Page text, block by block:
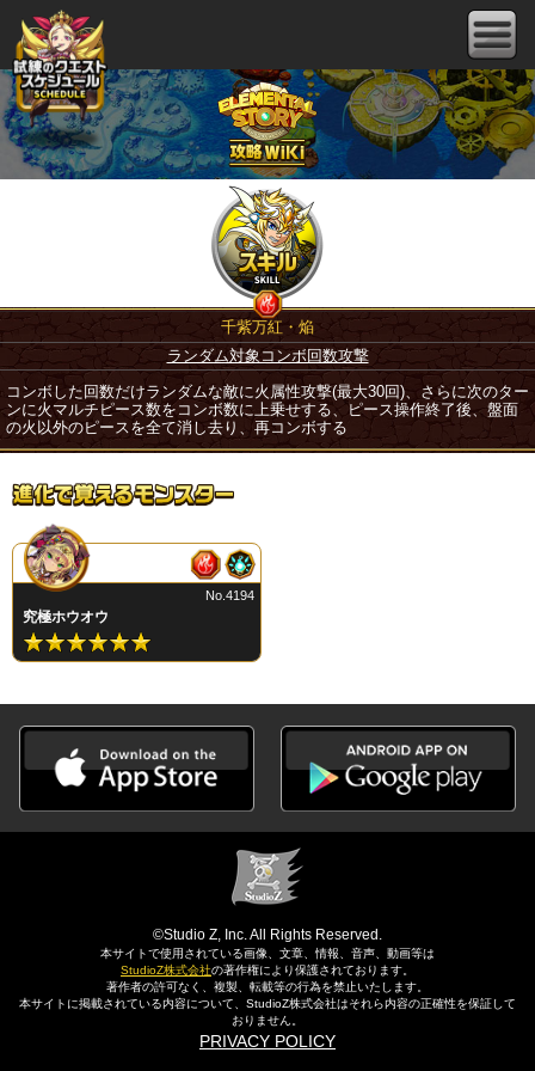
千紫万紅・焔
ランダム対象コンボ回数攻撃
コンボした回数だけランダムな敵に火属性攻撃(最大30回)、さらに次のター
ンに火マルチピース数をコンボ数に上乗せする、ピース操作終了後、盤面
の火以外のピースを全て消し去り、再コンボする
究極ホウオウ
No.4194
©Studio Z, Inc. All Rights Reserved.
本サイトで使用されている画像、文章、情報、音声、動画等は
StudioZ株式会社の著作権により保護されております。
著作者の許可なく、複製、転載等の行為を禁止いたします。
本サイトに掲載されている内容について、StudioZ株式会社はそれら内容の正確性を保証して
おりません。
PRIVACY POLICY